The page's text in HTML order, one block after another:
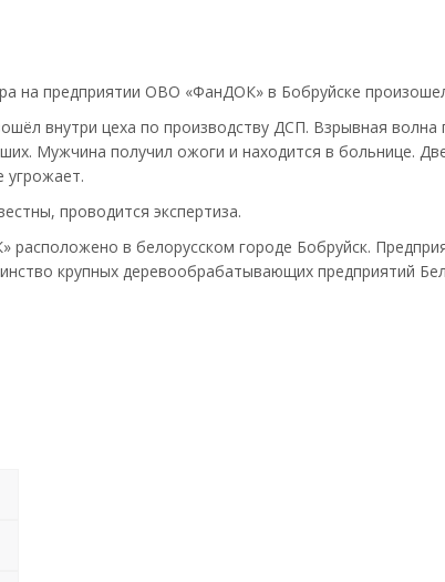
на предприятии ОВО «ФанДОК» в Бобруйске
внутри цеха по производству ДСП. Взрывная
Мужчина получил ожоги и находится в больнице.
угрожает.
проводится экспертиза.
в белорусском городе Бобруйск.
крупных деревообрабатывающих предприятий